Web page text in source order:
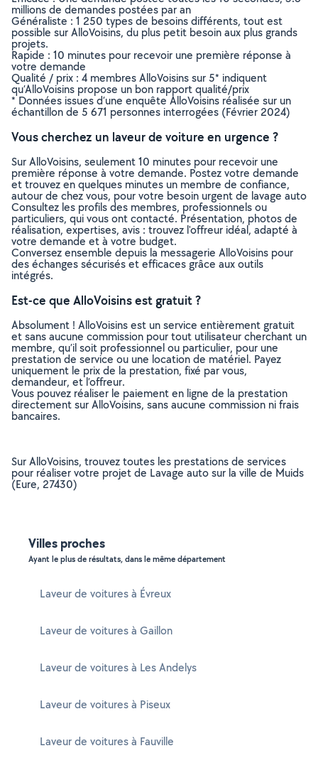
millions de demandes postées par an
Généraliste : 1 250 types de besoins différents, tout est
possible sur AlloVoisins, du plus petit besoin aux plus grands
projets.
Rapide : 10 minutes pour recevoir une première réponse à
votre demande
Qualité / prix : 4 membres AlloVoisins sur 5* indiquent
qu’AlloVoisins propose un bon rapport qualité/prix
* Données issues d’une enquête AlloVoisins réalisée sur un
échantillon de 5 671 personnes interrogées (Février 2024)
Vous cherchez un laveur de voiture en urgence ?
Sur AlloVoisins, seulement 10 minutes pour recevoir une
première réponse à votre demande. Postez votre demande
et trouvez en quelques minutes un membre de confiance,
autour de chez vous, pour votre besoin urgent de lavage auto
Consultez les profils des membres, professionnels ou
particuliers, qui vous ont contacté. Présentation, photos de
réalisation, expertises, avis : trouvez l'offreur idéal, adapté à
votre demande et à votre budget.
Conversez ensemble depuis la messagerie AlloVoisins pour
des échanges sécurisés et efficaces grâce aux outils
intégrés.
Est-ce que AlloVoisins est gratuit ?
Absolument ! AlloVoisins est un service entièrement gratuit
et sans aucune commission pour tout utilisateur cherchant un
membre, qu’il soit professionnel ou particulier, pour une
prestation de service ou une location de matériel. Payez
uniquement le prix de la prestation, fixé par vous,
demandeur, et l’offreur.
Vous pouvez réaliser le paiement en ligne de la prestation
directement sur AlloVoisins, sans aucune commission ni frais
bancaires.
Sur AlloVoisins, trouvez toutes les prestations de services
pour réaliser votre projet de Lavage auto sur la ville de Muids
(Eure, 27430)
Villes proches
Ayant le plus de résultats, dans le même département
Laveur de voitures à Évreux
Laveur de voitures à Gaillon
Laveur de voitures à Les Andelys
Laveur de voitures à Piseux
Laveur de voitures à Fauville